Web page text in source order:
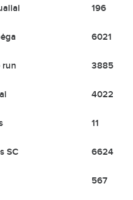
196
6021
run 3885
4022
11
SC 6624
567